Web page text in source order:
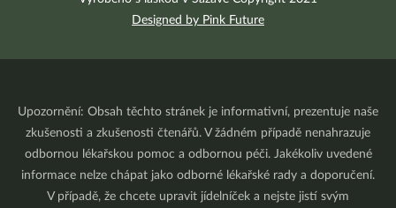
Designed by Pink Future
Upozornění: Obsah těchto stránek je informativní, prezentuje naše
zkušenosti a zkušenosti čtenářů. V žádném případě nenahrazuje
odbornou lékařskou pomoc a odbornou péči. Jakékoliv uvedené
informace nelze chápat jako odborné lékařské rady a doporučení.
V případě, že chcete upravit jídelníček a nejste jistí svým